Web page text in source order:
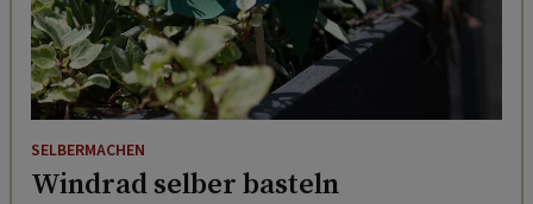
SELBERMACHEN
Windrad selber basteln